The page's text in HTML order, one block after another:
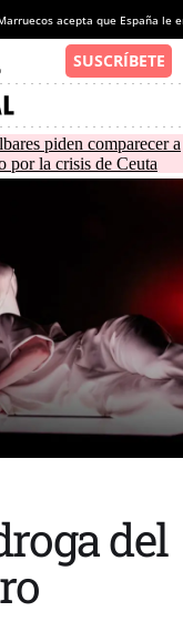
acepta que España le
piden comparecer a
por la crisis de Ceuta
del